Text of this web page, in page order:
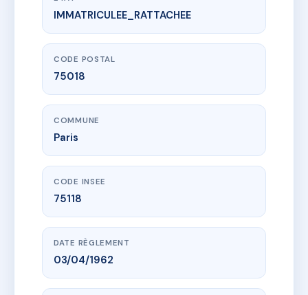
www.vme.plus/AC6521231
217 rue championnet - 75018 paris
217 r championnet
IMMATRICULEE_RATTACHEE
CODE POSTAL
75018
COMMUNE
Paris
CODE INSEE
75118
DATE RÈGLEMENT
03/04/1962